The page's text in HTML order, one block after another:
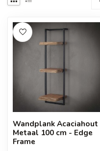
Wandplank Acaciahout
Metaal 100 cm - Edge
Frame